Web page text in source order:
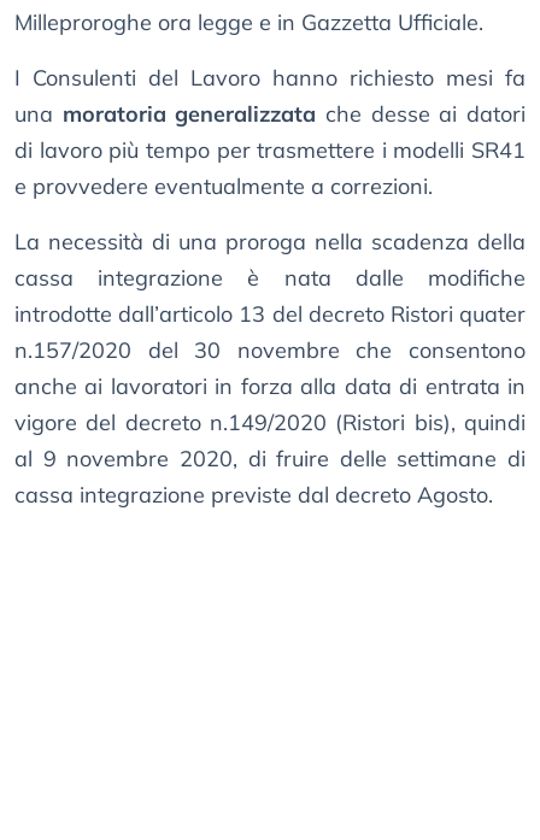
Milleproroghe ora legge e in Gazzetta Ufficiale.
I Consulenti del Lavoro hanno richiesto mesi fa
una moratoria generalizzata che desse ai datori
di lavoro più tempo per trasmettere i modelli SR41
e provvedere eventualmente a correzioni.
La necessità di una proroga nella scadenza della
cassa integrazione è nata dalle modifiche
introdotte dall’articolo 13 del decreto Ristori quater
n.157/2020 del 30 novembre che consentono
anche ai lavoratori in forza alla data di entrata in
vigore del decreto n.149/2020 (Ristori bis), quindi
al 9 novembre 2020, di fruire delle settimane di
cassa integrazione previste dal decreto Agosto.